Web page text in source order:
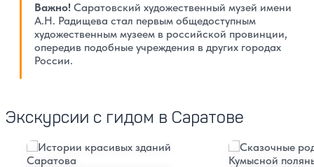
Важно!Саратовский художественный музей имени
А.Н. Радищева стал первым общедоступным
художественным музеем в российской провинции,
опередив подобные учреждения в других городах
России.
Экскурсии с гидом в Саратове
Подробнее Подробнее